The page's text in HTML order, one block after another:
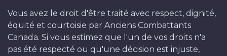
Vous avez le droit d'être traité avec respect, dignité,
équité et courtoisie par Anciens Combattants
Canada. Si vous estimez que l'un de vos droits n'a
pas été respecté ou qu'une décision est injuste,